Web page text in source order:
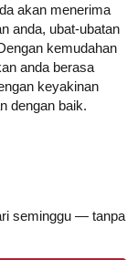
akan menerima
anda, ubat-ubatan
kemudahan
anda berasa
keyakinan
dengan baik.
seminggu — tanpa